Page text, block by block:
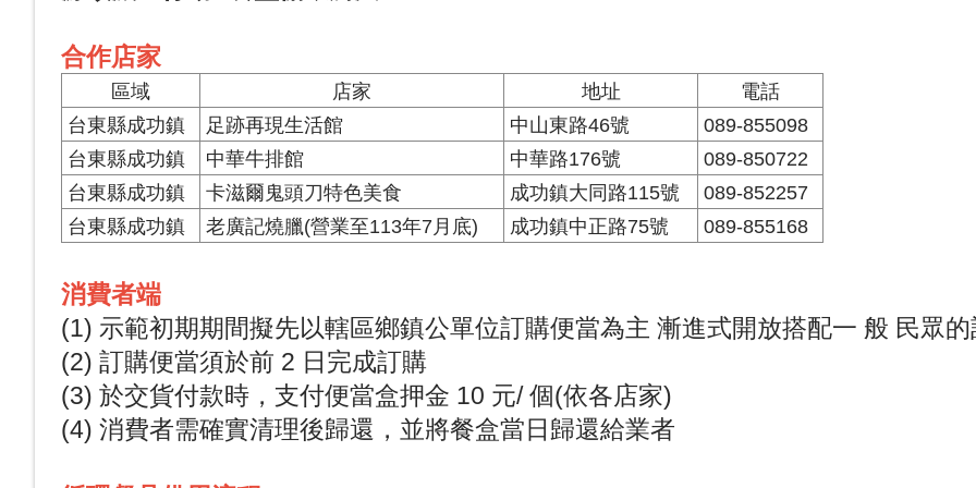
合作店家
區域 店家 地址
電話
台東縣成功鎮
足跡再現生活館 中山東路46號
089-855098
台東縣成功鎮
中華牛排館 中華路176號
089-850722
台東縣成功鎮
卡滋爾鬼頭刀特色美食 成功鎮大同路115號
089-852257
台東縣成功鎮
老廣記燒臘(營業至113年7月底) 成功鎮中正路75號 089-855168
消費者端
(1) 示範初期期間擬先以轄區鄉鎮公單位訂購便當為主 漸進式開放搭配一 般 民眾
(2) 訂購便當須於前 2 日完成訂購
(3) 於交貨付款時，支付便當盒押金 10 元/ 個(依各店家)
(4) 消費者需確實清理後歸還，並將餐盒當日歸還給業者